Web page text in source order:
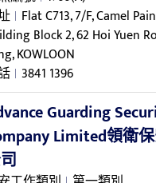
Flat C713, 7/F, Camel
Block 2, 62 Hoi Yuen
KOWLOON
3841 1396
Guarding
Limited領衛